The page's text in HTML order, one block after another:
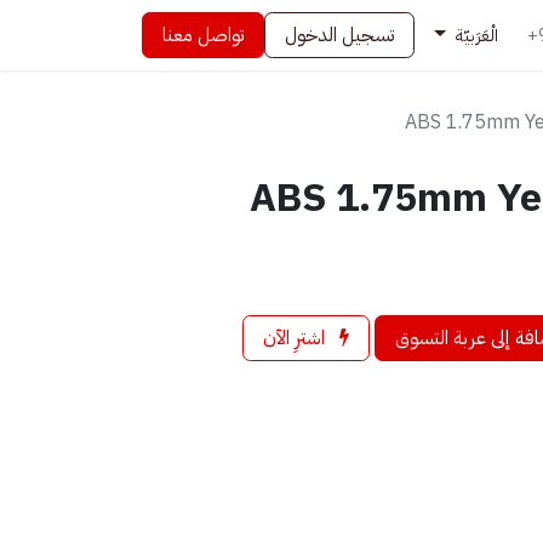
الْعَرَبيّة تسجيل الدخول تواصل معنا
ABS 1.75mm
ABS 1.75mm
إلى عربة التسوق اشترِ الآن